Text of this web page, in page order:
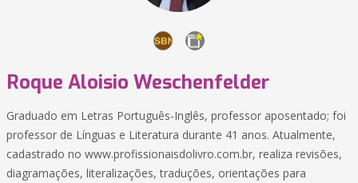
Roque Aloisio Weschenfelder
Graduado em Letras Português-Inglês, professor aposentado; foi
professor de Línguas e Literatura durante 41 anos. Atualmente,
cadastrado no www.profissionaisdolivro.com.br, realiza revisões,
diagramações, literalizações, traduções, orientações para